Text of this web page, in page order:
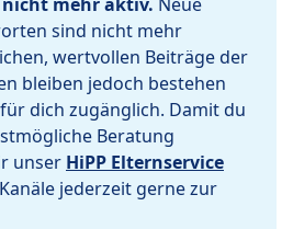
sind nicht mehr
wertvollen Beiträge der
bleiben jedoch bestehen
dich zugänglich. Damit du
Beratung
unser HiPP Elternservice
jederzeit gerne zur